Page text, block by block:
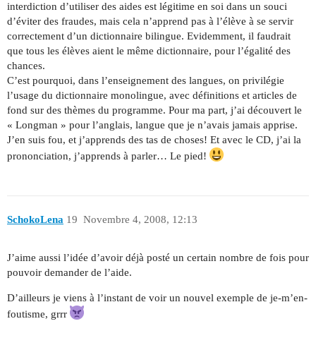
interdiction d’utiliser des aides est légitime en soi dans un souci
d’éviter des fraudes, mais cela n’apprend pas à l’élève à se servir
correctement d’un dictionnaire bilingue. Evidemment, il faudrait
que tous les élèves aient le même dictionnaire, pour l’égalité des
chances.
C’est pourquoi, dans l’enseignement des langues, on privilégie
l’usage du dictionnaire monolingue, avec définitions et articles de
fond sur des thèmes du programme. Pour ma part, j’ai découvert le
« Longman » pour l’anglais, langue que je n’avais jamais apprise.
J’en suis fou, et j’apprends des tas de choses! Et avec le CD, j’ai la
prononciation, j’apprends à parler… Le pied!
SchokoLena Novembre 4, 2008, 12:13
19
J’aime aussi l’idée d’avoir déjà posté un certain nombre de fois pour
pouvoir demander de l’aide.
D’ailleurs je viens à l’instant de voir un nouvel exemple de je-m’en-
foutisme, grrr